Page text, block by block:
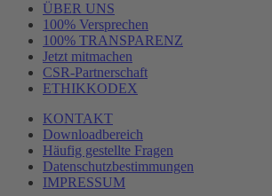
ÜBER UNS
100% Versprechen
100% TRANSPARENZ
Jetzt mitmachen
CSR-Partnerschaft
ETHIKKODEX
KONTAKT
Downloadbereich
Häufig gestellte Fragen
Datenschutzbestimmungen
IMPRESSUM